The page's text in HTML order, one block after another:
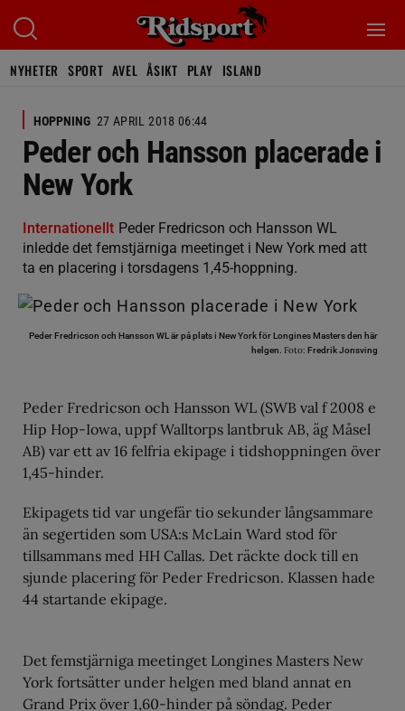
NYHETER SPORT AVEL ÅSIKT PLAY ISLAND
HOPPNING 27 APRIL 2018 06:44
Peder och Hansson placerade i
New York
Internationellt Peder Fredricson och Hansson WL
inledde det femstjärniga meetinget i New York med att
ta en placering i torsdagens 1,45-hoppning.
Peder Fredricson och Hansson WL är på plats i New York för Longines Masters den här
helgen. Foto: Fredrik Jonsving
Peder Fredricson och Hansson WL (SWB val f 2008 e
Hip Hop-Iowa, uppf Walltorps lantbruk AB, äg Måsel
AB) var ett av 16 felfria ekipage i tidshoppningen över
1,45-hinder.
Ekipagets tid var ungefär tio sekunder långsammare
än segertiden som USA:s McLain Ward stod för
tillsammans med HH Callas. Det räckte dock till en
sjunde placering för Peder Fredricson. Klassen hade
44 startande ekipage.
Det femstjärniga meetinget Longines Masters New
York fortsätter under helgen med bland annat en
Grand Prix över 1,60-hinder på söndag. Peder